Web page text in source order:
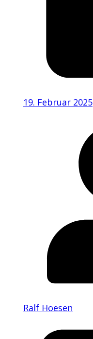
19. Februar 2025
Ralf Hoesen